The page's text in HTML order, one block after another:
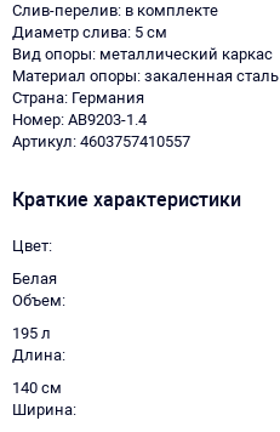
Слив-перелив: в комплекте
Диаметр слива: 5 см
Вид опоры: металлический каркас
Материал опоры: закаленная сталь
Страна: Германия
Номер: AB9203-1.4
Артикул: 4603757410557
Краткие характеристики
Цвет
Белая
Объем
195 л
Длина
140 см
Ширина